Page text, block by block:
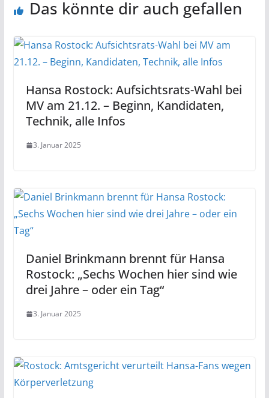
Das könnte dir auch gefallen
Hansa Rostock: Aufsichtsrats-Wahl bei
MV am 21.12. – Beginn, Kandidaten,
Technik, alle Infos
3. Januar 2025
Daniel Brinkmann brennt für Hansa
Rostock: „Sechs Wochen hier sind wie
drei Jahre – oder ein Tag“
3. Januar 2025